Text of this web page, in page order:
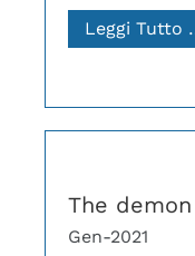
Leggi Tutto
The
Gen-2021